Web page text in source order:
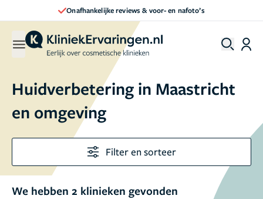
Onafhankelijke reviews & voor- en nafoto’s
Huidverbetering in Maastricht
en omgeving
Filter en sorteer
We hebben 2 klinieken gevonden